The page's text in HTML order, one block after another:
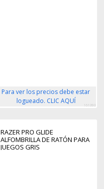
Para ver los precios debe estar
logueado. CLIC AQUÍ
161393
RAZER PRO GLIDE
ALFOMBRILLA DE RATÓN PARA
JUEGOS GRIS